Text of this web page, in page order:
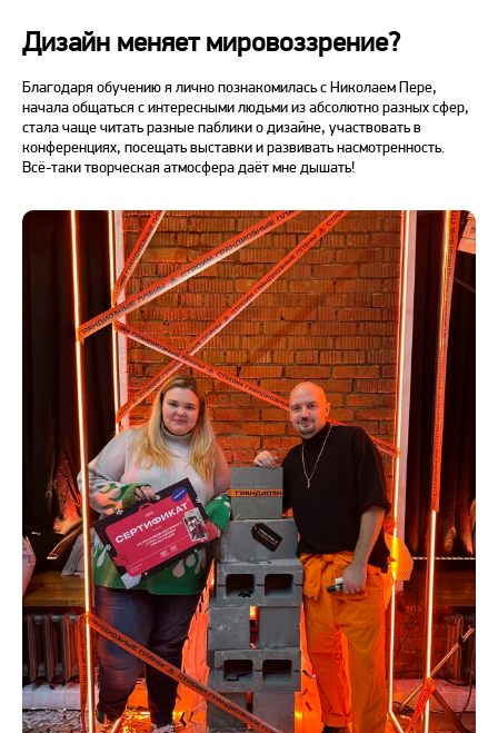
Дизайн меняет мировоззрение?
Благодаря обучению я лично познакомилась с Николаем Пере,
начала общаться с интересными людьми из абсолютно разных сфер,
стала чаще читать разные паблики о дизайне, участвовать в
конференциях, посещать выставки и развивать насмотренность.
Всё-таки творческая атмосфера даёт мне дышать!